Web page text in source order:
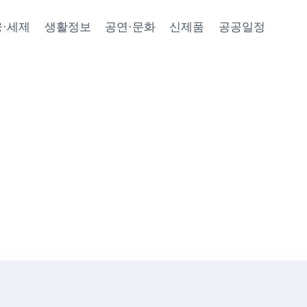
세제 생활정보 공연·문화 신제품 공공일정